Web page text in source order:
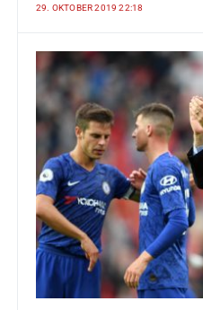
29. OKTOBER 2019 22:18